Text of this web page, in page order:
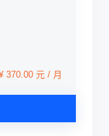
370.00 元 / 月